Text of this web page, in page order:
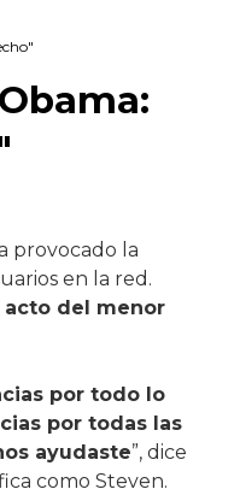
provocado la
en la red.
del menor
por todo lo
por todas las
ayudaste”, dice
como Steven.